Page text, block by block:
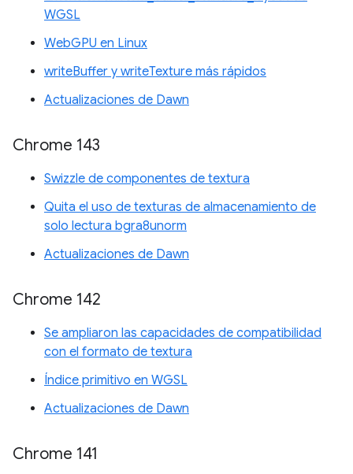
WGSL
WebGPU en Linux
writeBuffer y writeTexture más rápidos
Actualizaciones de Dawn
Chrome 143
Swizzle de componentes de textura
Quita el uso de texturas de almacenamiento de
solo lectura bgra8unorm
Actualizaciones de Dawn
Chrome 142
Se ampliaron las capacidades de compatibilidad
con el formato de textura
Índice primitivo en WGSL
Actualizaciones de Dawn
Chrome 141